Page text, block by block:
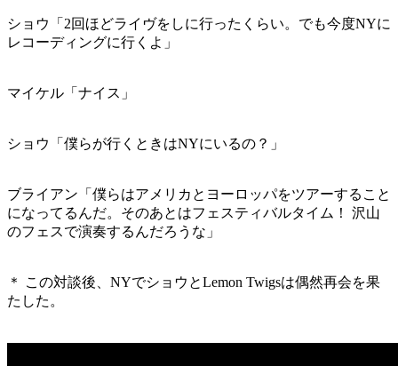
ショウ「2回ほどライヴをしに行ったくらい。でも今度NYに
レコーディングに行くよ」
マイケル「ナイス」
ショウ「僕らが行くときはNYにいるの？」
ブライアン「僕らはアメリカとヨーロッパをツアーすること
になってるんだ。そのあとはフェスティバルタイム！ 沢山
のフェスで演奏するんだろうな」
＊ この対談後、NYでショウとLemon Twigsは偶然再会を果
たした。